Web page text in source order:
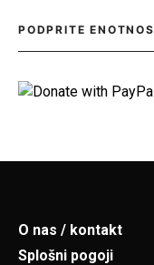
PODPRITE
O nas / kontakt
Splošni pogoji